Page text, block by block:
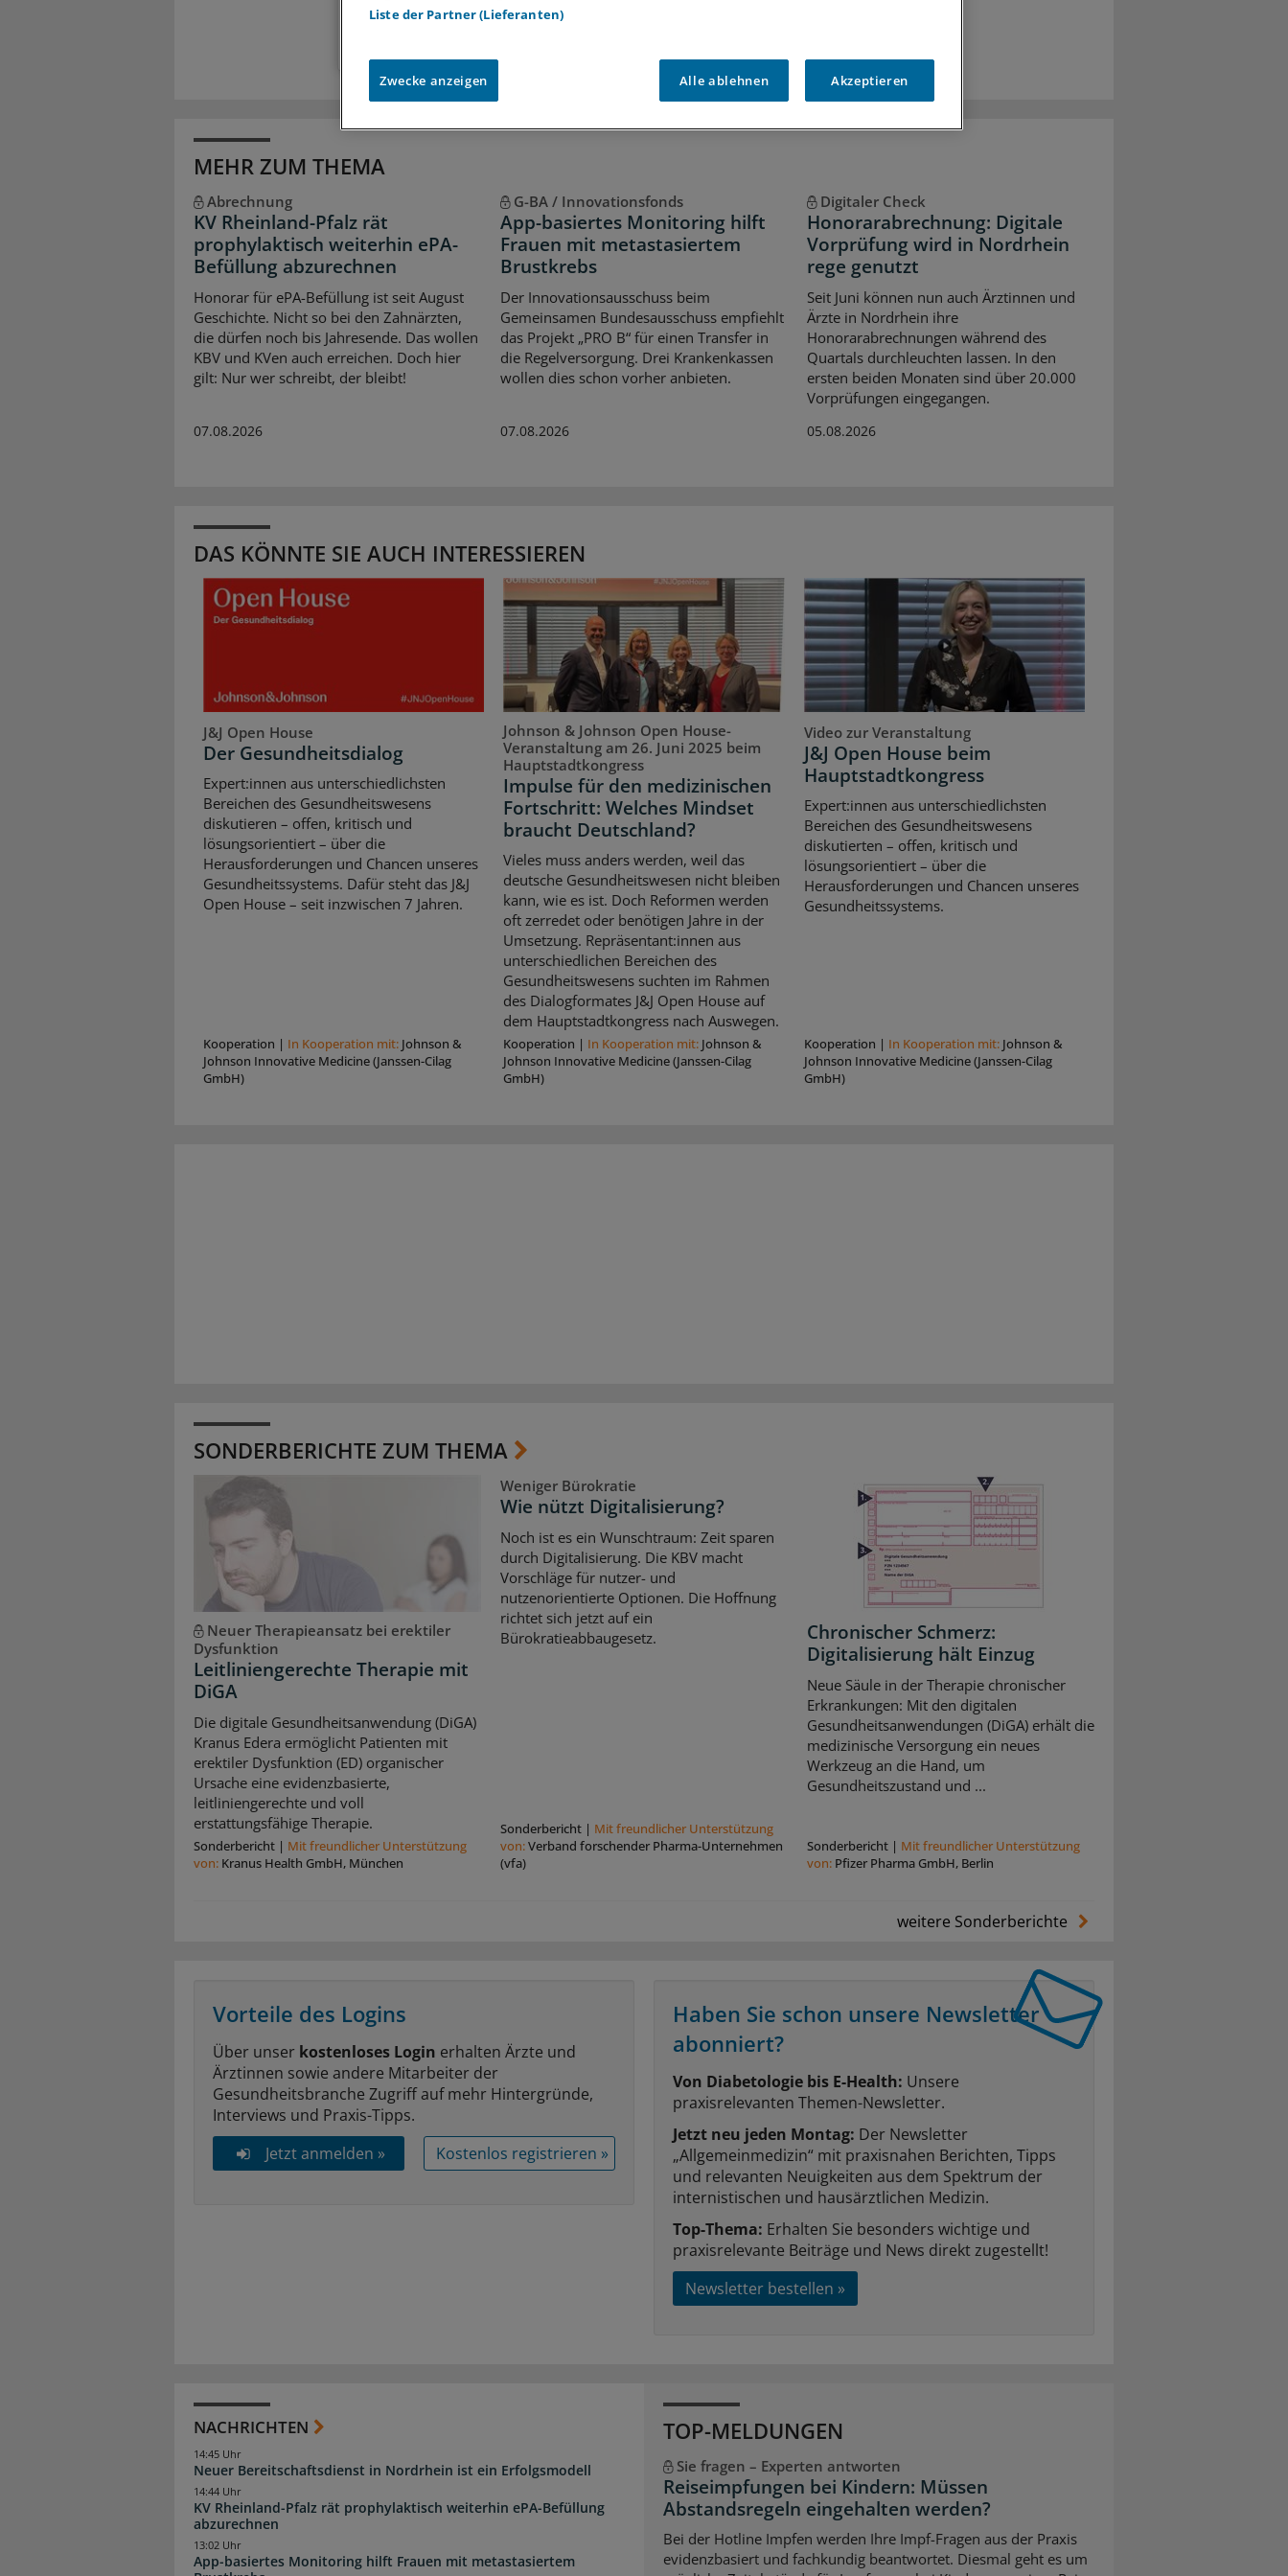
MEHR ZUM THEMA
Abrechnung
KV Rheinland-Pfalz rät
prophylaktisch weiterhin ePA-
Befüllung abzurechnen
Honorar für ePA-Befüllung ist seit August
Geschichte. Nicht so bei den Zahnärzten,
die dürfen noch bis Jahresende. Das wollen
KBV und KVen auch erreichen. Doch hier
gilt: Nur wer schreibt, der bleibt!
07.08.2026
G-BA / Innovationsfonds
App-basiertes Monitoring hilft
Frauen mit metastasiertem
Brustkrebs
Der Innovationsausschuss beim
Gemeinsamen Bundesausschuss empfiehlt
das Projekt „PRO B“ für einen Transfer in
die Regelversorgung. Drei Krankenkassen
wollen dies schon vorher anbieten.
07.08.2026
Digitaler Check
Honorarabrechnung: Digitale
Vorprüfung wird in Nordrhein
rege genutzt
Seit Juni können nun auch Ärztinnen und
Ärzte in Nordrhein ihre
Honorarabrechnungen während des
Quartals durchleuchten lassen. In den
ersten beiden Monaten sind über 20.000
Vorprüfungen eingegangen.
05.08.2026
DAS KÖNNTE SIE AUCH INTERESSIEREN
J&J Open House
Der Gesundheitsdialog
Expert:innen aus unterschiedlichsten
Bereichen des Gesundheitswesens
diskutieren – offen, kritisch und
lösungsorientiert – über die
Herausforderungen und Chancen unseres
Gesundheitssystems. Dafür steht das J&J
Open House – seit inzwischen 7 Jahren.
Kooperation | In Kooperation mit: Johnson &
Johnson Innovative Medicine (Janssen-Cilag
GmbH)
Johnson & Johnson Open House-
Veranstaltung am 26. Juni 2025 beim
Hauptstadtkongress
Impulse für den medizinischen
Fortschritt: Welches Mindset
braucht Deutschland?
Vieles muss anders werden, weil das
deutsche Gesundheitswesen nicht bleiben
kann, wie es ist. Doch Reformen werden
oft zerredet oder benötigen Jahre in der
Umsetzung. Repräsentant:innen aus
unterschiedlichen Bereichen des
Gesundheitswesens suchten im Rahmen
des Dialogformates J&J Open House auf
dem Hauptstadtkongress nach Auswegen.
Kooperation | In Kooperation mit: Johnson &
Johnson Innovative Medicine (Janssen-Cilag
GmbH)
Video zur Veranstaltung
J&J Open House beim
Hauptstadtkongress
Expert:innen aus unterschiedlichsten
Bereichen des Gesundheitswesens
diskutierten – offen, kritisch und
lösungsorientiert – über die
Herausforderungen und Chancen unseres
Gesundheitssystems.
Kooperation | In Kooperation mit: Johnson &
Johnson Innovative Medicine (Janssen-Cilag
GmbH)
SONDERBERICHTE ZUM THEMA
Neuer Therapieansatz bei erektiler
Dysfunktion
Leitliniengerechte Therapie mit
DiGA
Die digitale Gesundheitsanwendung (DiGA)
Kranus Edera ermöglicht Patienten mit
erektiler Dysfunktion (ED) organischer
Ursache eine evidenzbasierte,
leitliniengerechte und voll
erstattungsfähige Therapie.
Sonderbericht | Mit freundlicher Unterstützung
von: Kranus Health GmbH, München
Weniger Bürokratie
Wie nützt Digitalisierung?
Noch ist es ein Wunschtraum: Zeit sparen
durch Digitalisierung. Die KBV macht
Vorschläge für nutzer- und
nutzenorientierte Optionen. Die Hoffnung
richtet sich jetzt auf ein
Bürokratieabbaugesetz.
Sonderbericht| Mit freundlicher Unterstützung
von:Verband forschender Pharma-Unternehmen
(vfa)
Chronischer Schmerz:
Digitalisierung hält Einzug
Neue Säule in der Therapie chronischer
Erkrankungen: Mit den digitalen
Gesundheitsanwendungen (DiGA) erhält die
medizinische Versorgung ein neues
Werkzeug an die Hand, um
Gesundheitszustand und ...
Sonderbericht| Mit freundlicher Unterstützung
von: Pfizer Pharma GmbH, Berlin
weitere Sonderberichte
Vorteile des Logins
Über unser kostenloses Login erhalten Ärzte und
Ärztinnen sowie andere Mitarbeiter der
Gesundheitsbranche Zugriff auf mehr Hintergründe,
Interviews und Praxis-Tipps.
Jetzt anmelden »
Kostenlos registrieren »
Haben Sie schon unsere Newsletter
abonniert?
Von Diabetologie bis E-Health: Unsere
praxisrelevanten Themen-Newsletter.
Jetzt neu jeden Montag: Der Newsletter
„Allgemeinmedizin“ mit praxisnahen Berichten, Tipps
und relevanten Neuigkeiten aus dem Spektrum der
internistischen und hausärztlichen Medizin.
Top-Thema: Erhalten Sie besonders wichtige und
praxisrelevante Beiträge und News direkt zugestellt!
Newsletter bestellen »
NACHRICHTEN
Neuer Bereitschaftsdienst in Nordrhein ist ein Erfolgsmodell
14:45 Uhr
KV Rheinland-Pfalz rät prophylaktisch weiterhin ePA-Befüllung
abzurechnen
14:44 Uhr
App-basiertes Monitoring hilft Frauen mit metastasiertem
13:02 Uhr
TOP-MELDUNGEN
Sie fragen – Experten antworten
Reiseimpfungen bei Kindern: Müssen
Abstandsregeln eingehalten werden?
Bei der Hotline Impfen werden Ihre Impf-Fragen aus der Praxis
evidenzbasiert und fachkundig beantwortet. Diesmal geht es um
Liste der Partner (Lieferanten)
Zwecke anzeigen Alle ablehnen Akzeptieren